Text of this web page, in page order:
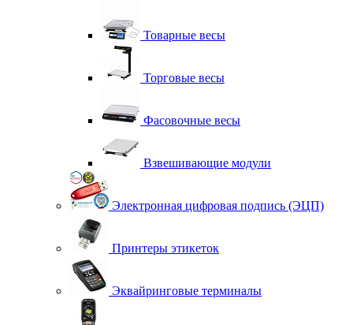
Товарные весы
Торговые весы
Фасовочные весы
Взвешивающие модули
Электронная цифровая подпись (ЭЦП)
Принтеры этикеток
Эквайринговые терминалы